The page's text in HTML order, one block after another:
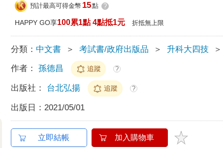
預計最高可得金幣 15點 ?
HAPPY GO享100累1點 4點抵1元 折抵無上限
分類： 中文書 ＞ 考試書/政府出版品 ＞ 升科大四技 ＞
作者： 孫德昌 追蹤 ?
出版社： 台北弘揚 追蹤 ?
出版日： 2021/05/01
立即結帳 加入購物車